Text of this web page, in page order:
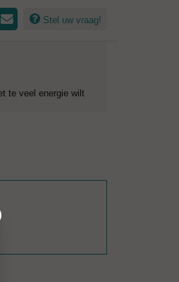
Stel uw vraag!
te veel energie wilt